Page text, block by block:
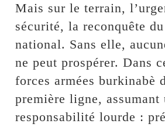
Mais sur le terrain,
sécurité, la reconquête
national. Sans elle,
ne peut prospérer. Dans
forces armées burkinabè
première ligne, assumant
responsabilité lourde :